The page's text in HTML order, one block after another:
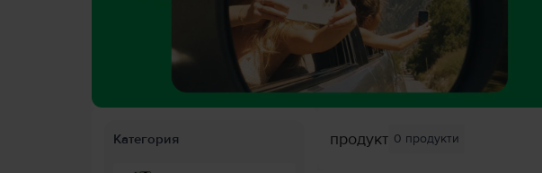
Категория продукт 0 продукти